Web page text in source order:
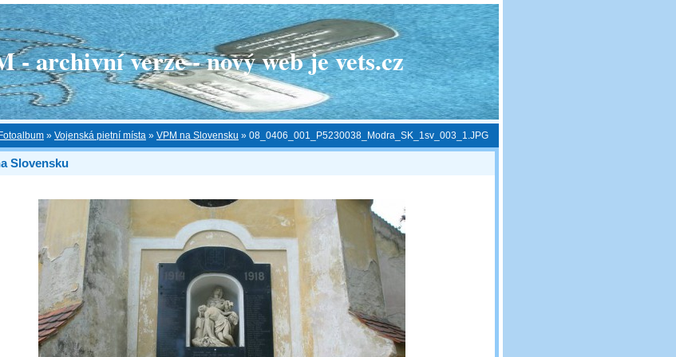
- archivní verze - nový web je vets.cz
Fotoalbum » Vojenská pietní místa » VPM na Slovensku » 08_0406_001_P5230038_Modra_SK_1sv_003_1.JPG
Slovensku